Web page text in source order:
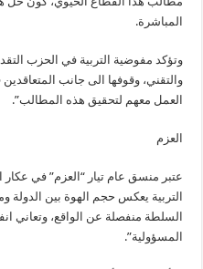
المباشرة.
وتؤكد مفوضية التربية في الحزب
والتقني، وقوفها الى جانب
العمل معهم لتحقيق هذه المطالب”.
العزم
عتبر منسق عام تيار “العزم” في عكار
التربية يعكس حجم الهوة بين الدولة
السلطة منفصلة عن الواقع، وتعاني
المسؤولية”.